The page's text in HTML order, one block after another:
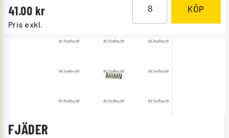
Pris exkl.
41.00 KÖP
FJÄDER